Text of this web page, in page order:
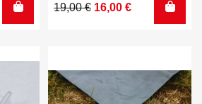
19,00€
Alkuperäinen
16,00 €
Nykyinen